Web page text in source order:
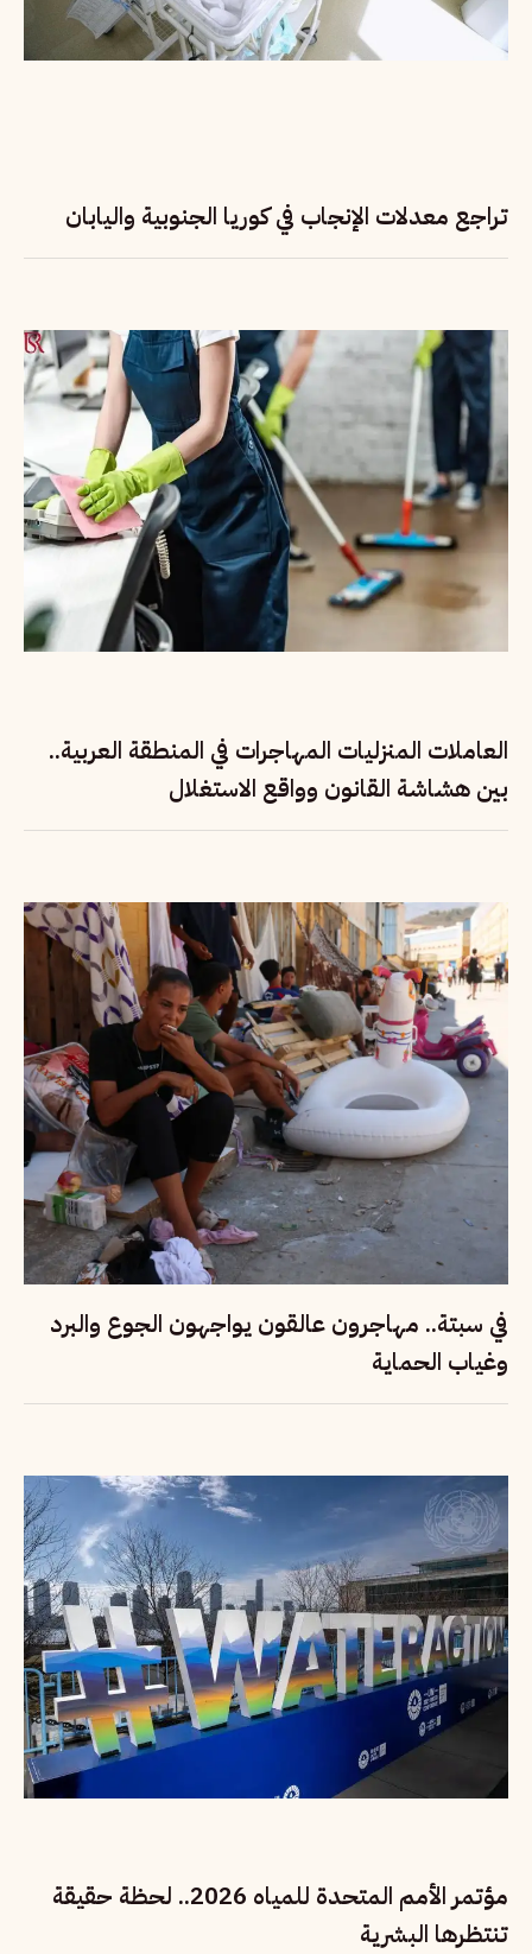
تراجع معدلات الإنجاب في كوريا الجنوبية واليابان
العاملات المنزليات المهاجرات في المنطقة العربية..
بين هشاشة القانون وواقع الاستغلال
في سبتة.. مهاجرون عالقون يواجهون الجوع والبرد
وغياب الحماية
مؤتمر الأمم المتحدة للمياه 2026.. لحظة حقيقة
تنتظرها البشرية